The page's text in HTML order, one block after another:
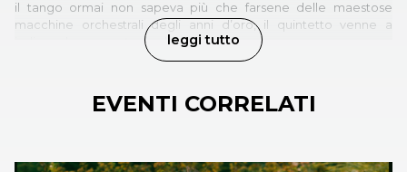
il tango ormai non sapeva più che farsene delle maestose
macchine orchestrali degli anni d’oro, il quintetto venne a
indicare le nuove strade da percorrere.
Sebbene oggi Piazzolla sia uno dei compositori contemporanei
composizioni per gli ensemble più diversi, il quintetto fu sempre
la sua formazione prediletta, la più innovativa, un laboratorio di
lascito, ha creato ilQuinteto Astor Piazzollacon la direzione
leggi tutto
EVENTI CORRELATI